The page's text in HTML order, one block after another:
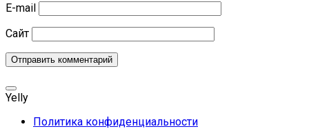
E-mail
Сайт
Yelly
Политика конфиденциальности